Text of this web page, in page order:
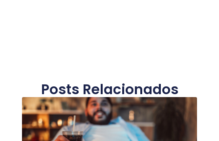
Posts Relacionados